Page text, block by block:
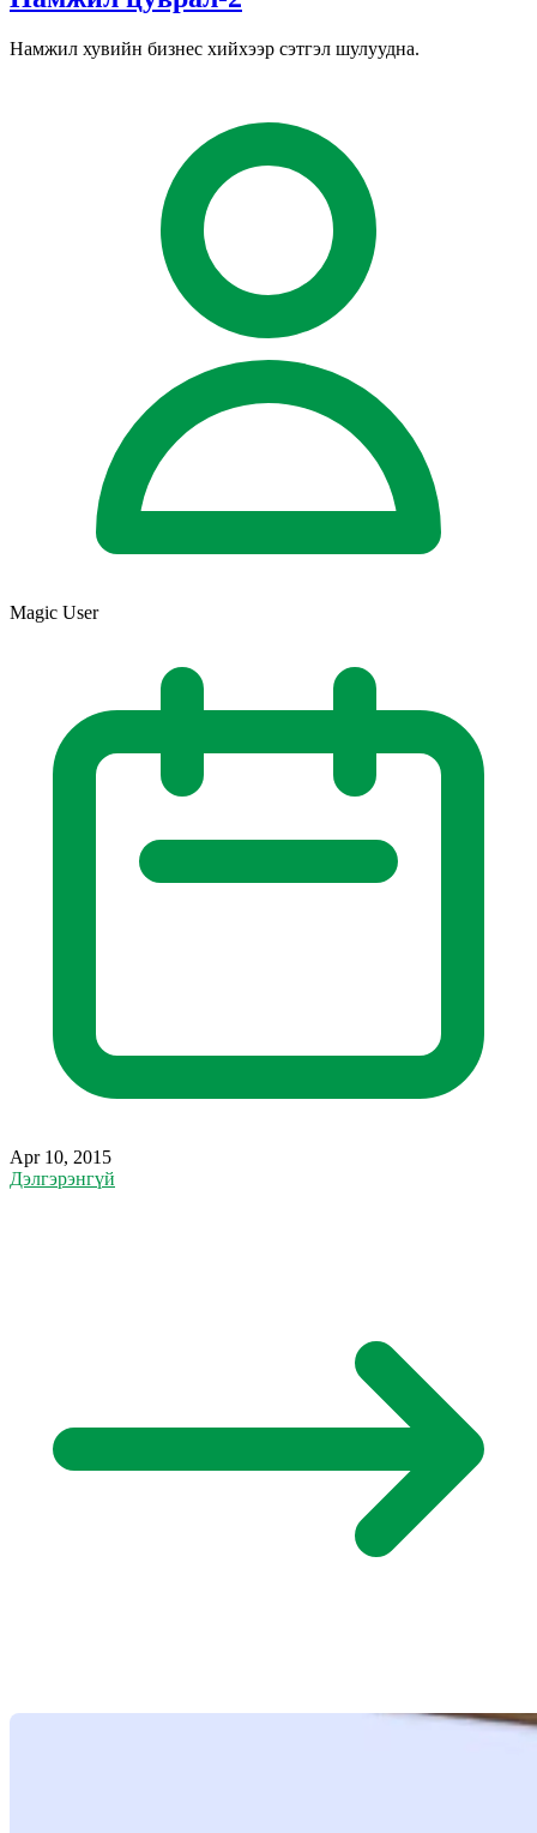
Намжил хувийн бизнес хийхээр сэтгэл шулуудна.
Magic User
Apr 10, 2015
Дэлгэрэнгүй